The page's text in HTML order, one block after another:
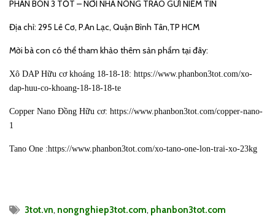
PHÂN BÓN 3 TỐT – NƠI NHÀ NÔNG TRAO GỬI NIỀM TIN
Địa chỉ: 295 Lê Cơ, P.An Lạc, Quận Bình Tân,TP HCM
Mời bà con có thể tham khảo thêm sản phẩm tại đây:
Xô DAP Hữu cơ khoáng 18-18-18: https://www.phanbon3tot.com/xo-
dap-huu-co-khoang-18-18-18-te
Copper Nano Đồng Hữu cơ: https://www.phanbon3tot.com/copper-nano-
1
Tano One :https://www.phanbon3tot.com/xo-tano-one-lon-trai-xo-23kg
3tot.vn, nongnghiep3tot.com, phanbon3tot.com